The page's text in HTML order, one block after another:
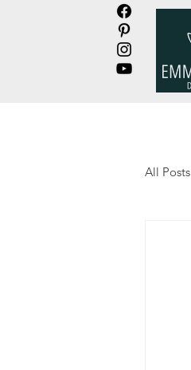
All Posts